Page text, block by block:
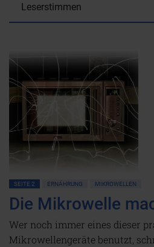
Leserstimmen
SEITE 2 ERNÄHRUNG MIKROWELLEN
Die Mikrowelle
Wer noch immer eines dieser
Mikrowellengeräte benutzt,